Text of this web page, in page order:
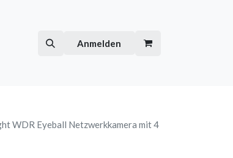
Anmelden
WDR Eyeball Netzwerkkamera mit 4